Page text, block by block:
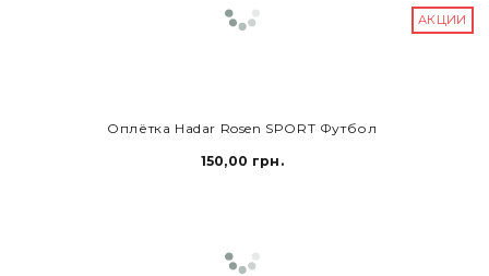
АКЦИИ
В КОРЗИНУОплётка Hadar Rosen SPORT Футбол
150,00 грн.